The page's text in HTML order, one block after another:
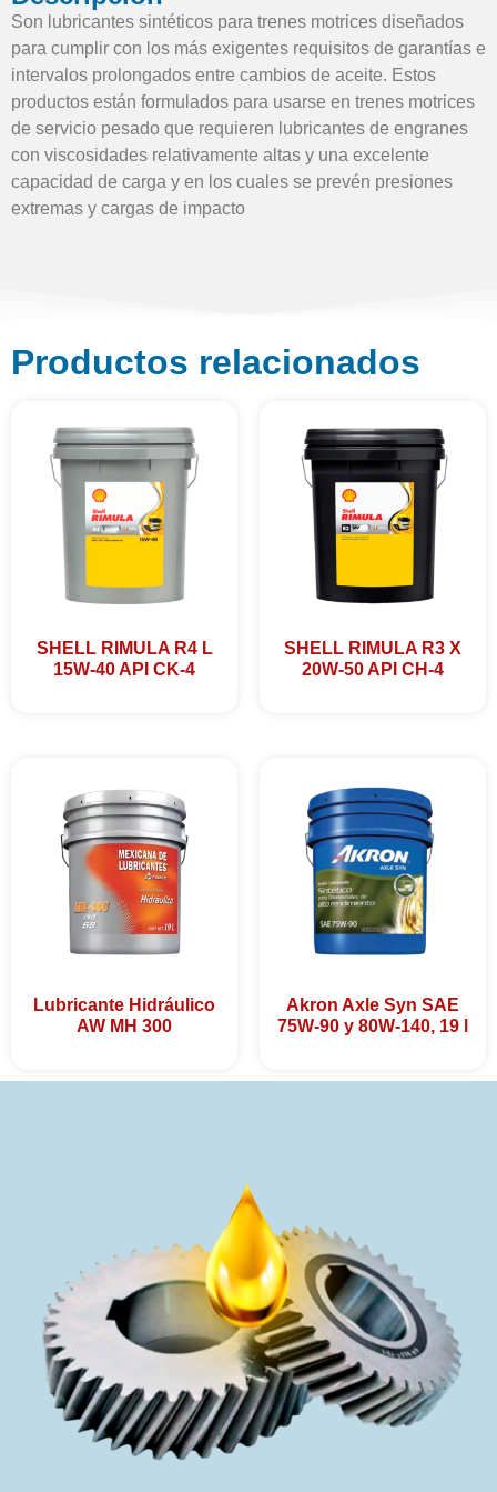
Son lubricantes sintéticos para trenes motrices diseñados
para cumplir con los más exigentes requisitos de garantías e
intervalos prolongados entre cambios de aceite. Estos
productos están formulados para usarse en trenes motrices
de servicio pesado que requieren lubricantes de engranes
con viscosidades relativamente altas y una excelente
capacidad de carga y en los cuales se prevén presiones
extremas y cargas de impacto
Productos relacionados
SHELL RIMULA R4 L
15W-40 API CK-4
SHELL RIMULA R3 X
20W-50 API CH-4
Lubricante Hidráulico
AW MH 300
Akron Axle Syn SAE
75W-90 y 80W-140, 19 l